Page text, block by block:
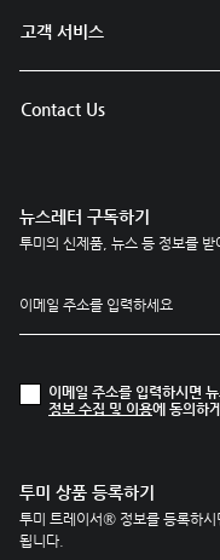
고객 서비스
Contact Us
뉴스레터 구독하기
투미의 신제품, 뉴스 등 정보를 받
이메일 주소를 입력하시면
정보 수집 및 이용에 동의하
투미 상품 등록하기
투미 트레이서® 정보를 등록하시
됩니다.